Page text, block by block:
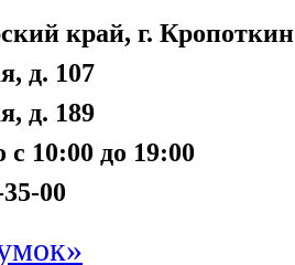
край, г. Кропоткин
д. 107
д. 189
10:00 до 19:00
00